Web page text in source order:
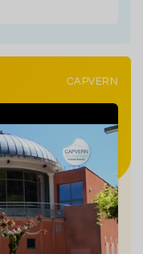
CAPVERN